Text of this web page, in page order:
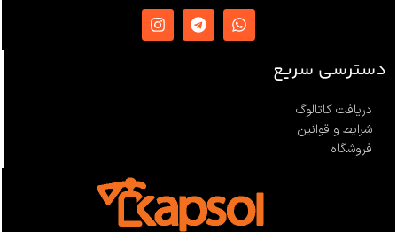
ساخت
دسترسی سریع
دریافت کاتالوگ
شرایط و قوانین
فروشگاه